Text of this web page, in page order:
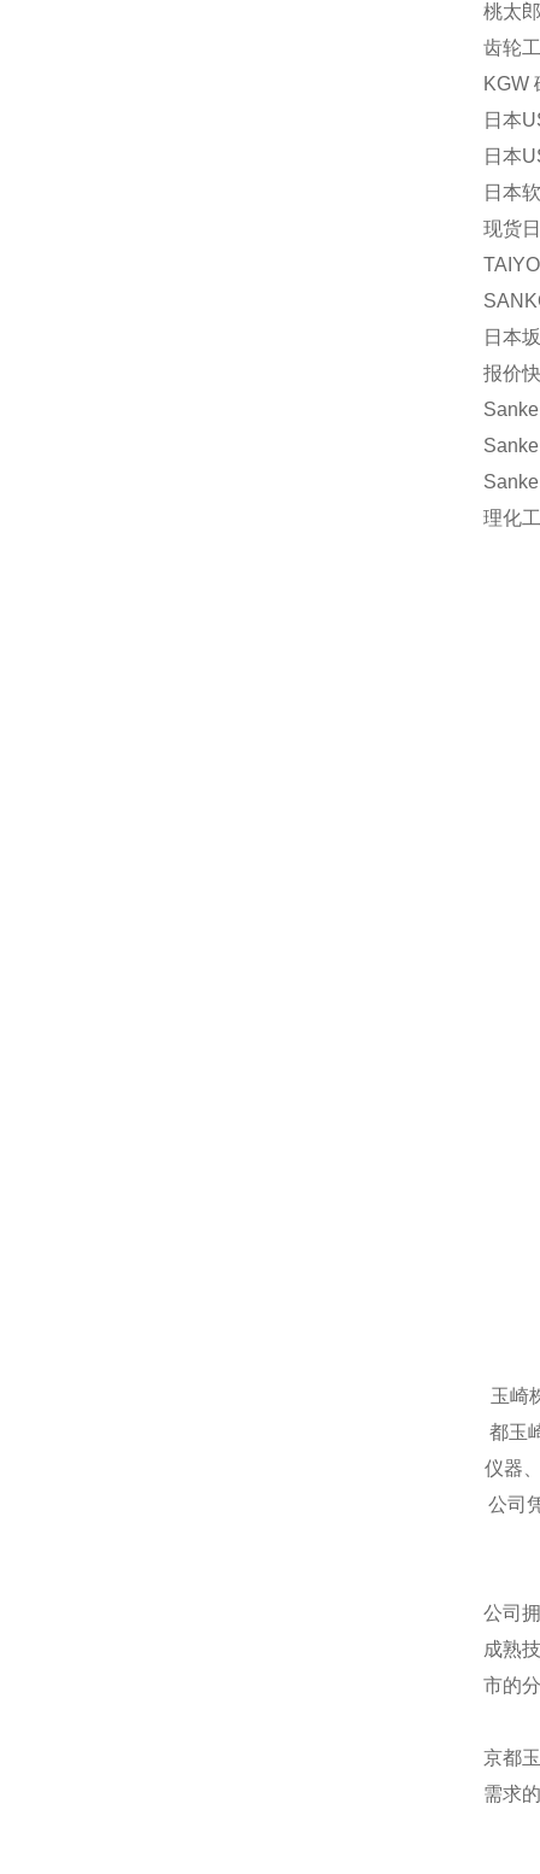
桃太
齿轮
KGW
日本
日本
日本
现货
日本
报价
理化
玉崎
都玉
仪器
公司
公司
成熟
市的
京都
需求